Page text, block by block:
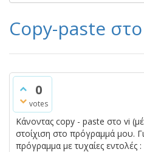
Copy-paste
0
votes
Κάνοντας copy - paste στο vi
στοίχιση στο πρόγραμμά μου.
πρόγραμμα με τυχαίες εντολές :